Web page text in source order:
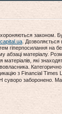
законом.
.
гіперпосилання на
матеріалу.
які
Категорично
з Financial Times
заборонено.